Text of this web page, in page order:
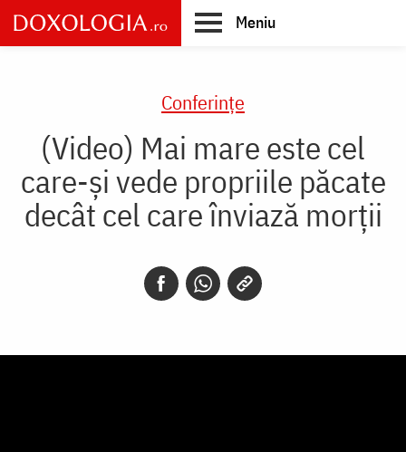
Skip
to
main
Meniu
Conferințe
(Video) Mai mare este cel
care-și vede propriile păcate
decât cel care înviază morții